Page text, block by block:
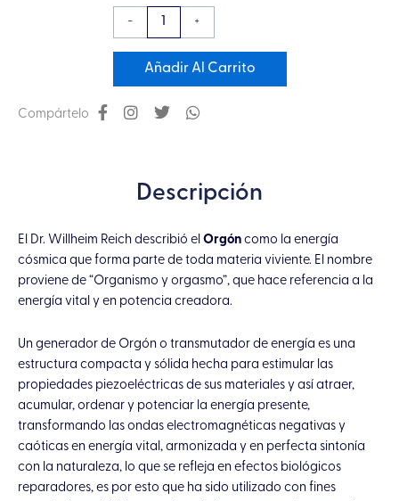
-
con
Blanco
+
Añadir Al Carrito
Compártelo
Descripción
El Dr. Willheim Reich describió el Orgón como la energía
cósmica que forma parte de toda materia viviente. El nombre
proviene de “Organismo y orgasmo”, que hace referencia a la
energía vital y en potencia creadora.
Un generador de Orgón o transmutador de energía es una
estructura compacta y sólida hecha para estimular las
propiedades piezoeléctricas de sus materiales y así atraer,
acumular, ordenar y potenciar la energía presente,
transformando las ondas electromagnéticas negativas y
caóticas en energía vital, armonizada y en perfecta sintonía
con la naturaleza, lo que se refleja en efectos biológicos
reparadores, es por esto que ha sido utilizado con fines